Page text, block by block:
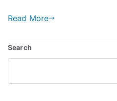
Read More
Search